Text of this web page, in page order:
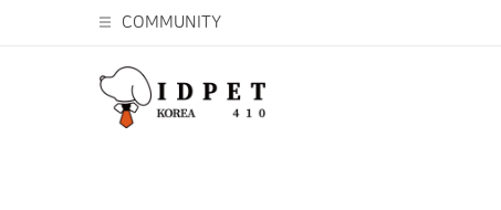
COMMUNITY